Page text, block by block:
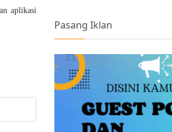
aplikasi
Pasang Iklan